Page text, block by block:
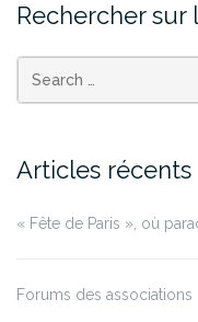
Rechercher sur
Articles récents
« Fête de Paris », où
Forums des associations